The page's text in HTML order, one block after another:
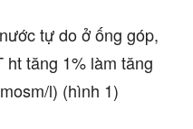
tự do ở ống góp,
ht tăng 1% làm tăng
l) (hình 1)